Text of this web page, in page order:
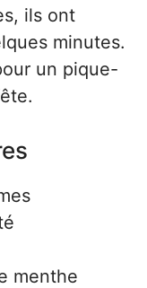
ils ont
minutes.
un pique-
menthe